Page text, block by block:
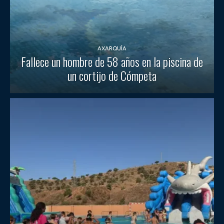
AXARQUÍA
Fallece un hombre de 58 años en la piscina de
un cortijo de Cómpeta